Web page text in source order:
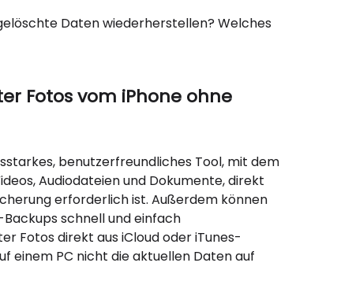
Daten wiederherstellen? Welches
Fotos vom iPhone ohne
benutzerfreundliches Tool, mit dem
Audiodateien und Dokumente, direkt
erforderlich ist. Außerdem können
schnell und einfach
Fotos direkt aus iCloud oder iTunes-
einem PC nicht die aktuellen Daten auf